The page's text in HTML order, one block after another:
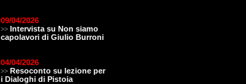
09/04/2026
>> Intervista su Non siamo
capolavori di Giulio Burroni
04/04/2026
>> Resoconto su lezione per
i Dialoghi di Pistoia